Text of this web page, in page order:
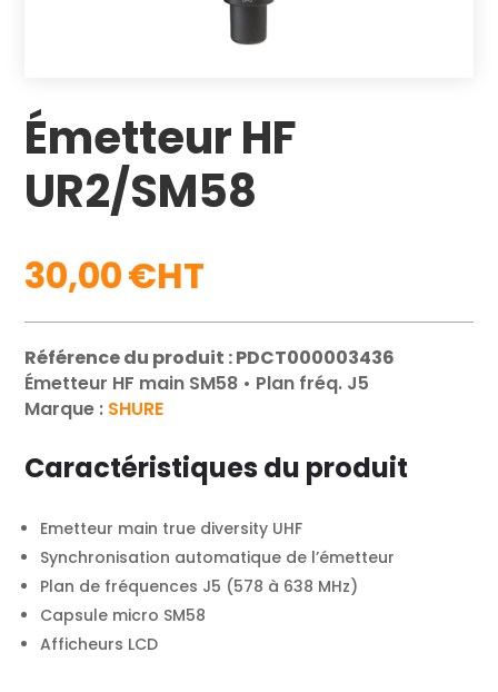
Émetteur HF
UR2/SM58
30,00€
Référence du produit : PDCT000003436
Émetteur HF main SM58 • Plan fréq. J5
Marque : SHURE
Caractéristiques du produit
Emetteur main true diversity UHF
Synchronisation automatique de l’émetteur
Plan de fréquences J5 (578 à 638 MHz)
Capsule micro SM58
Afficheurs LCD